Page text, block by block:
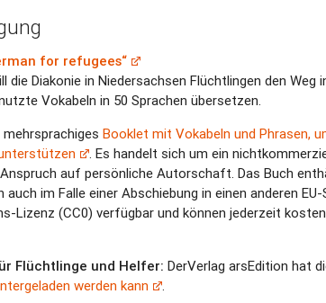
for refugees“
die Diakonie in Niedersachsen Flüchtlingen den Weg
Vokabeln in 50 Sprachen übersetzen.
mehrsprachigesBooklet mit Vokabeln und Phrasen,
. Es handelt sich um ein
auf persönliche Autorschaft. Das Buch
auch im Falle einer Abschiebung in einen anderen
Lizenz (CC0) verfügbar und können jederzeit
Flüchtlinge und Helfer: DerVerlag arsEdition hat
werden kann
.